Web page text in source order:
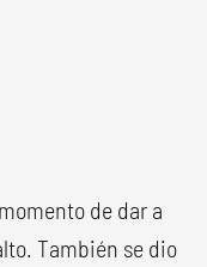
de dar a
También se dio